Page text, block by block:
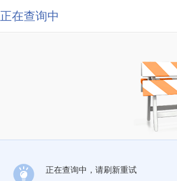
正在查询中
正在查询中，请刷新重试